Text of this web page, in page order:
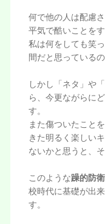
何で他の人は配慮
平気で酷いことを
私は何をしても笑
間だと思っているの
しかし「ネタ」や
ら、今更ながらに
す。
また傷ついたこと
きた明るく楽しい
ないかと思うと、
このような躁的防
校時代に基礎が出
す。